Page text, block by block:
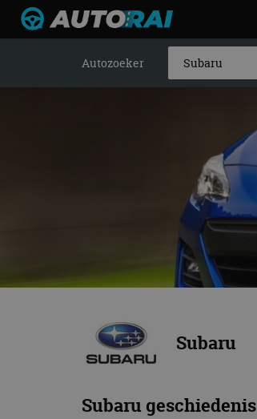
Autozoeker
Subaru
Subaru geschiedenis